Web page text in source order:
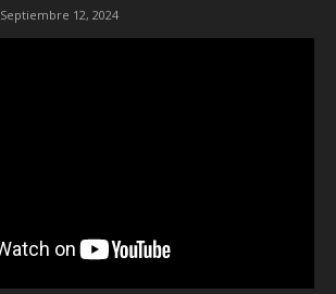
Septiembre 12, 2024